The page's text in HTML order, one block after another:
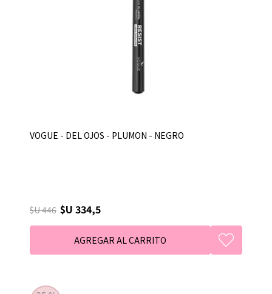
VOGUE - DEL OJOS - PLUMON - NEGRO
$U 446 $U 334,5